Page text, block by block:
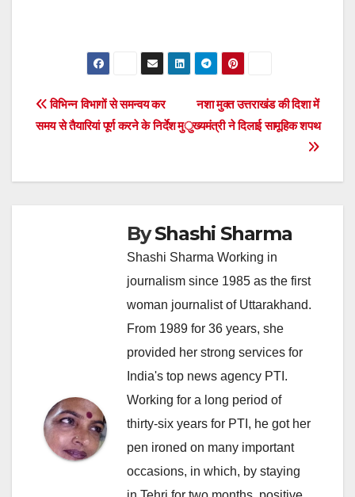
Post
navigation
नशा मुक्त उत्तराखंड की दिशा में
मुख्यमंत्री ने दिलाई सामूहिक शपथ
विभिन्न विभागों से समन्वय कर
समय से तैयारियां पूर्ण करने के निर्देश
ByShashi Sharma
Shashi Sharma Working in
journalism since 1985 as the first
woman journalist of Uttarakhand.
From 1989 for 36 years, she
provided her strong services for
India's top news agency PTI.
Working for a long period of
thirty-six years for PTI, he got her
pen ironed on many important
occasions, in which, by staying